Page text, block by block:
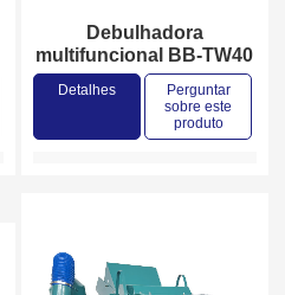
Debulhadora
multifuncional BB-TW40
Detalhes
Perguntar
sobre este
produto